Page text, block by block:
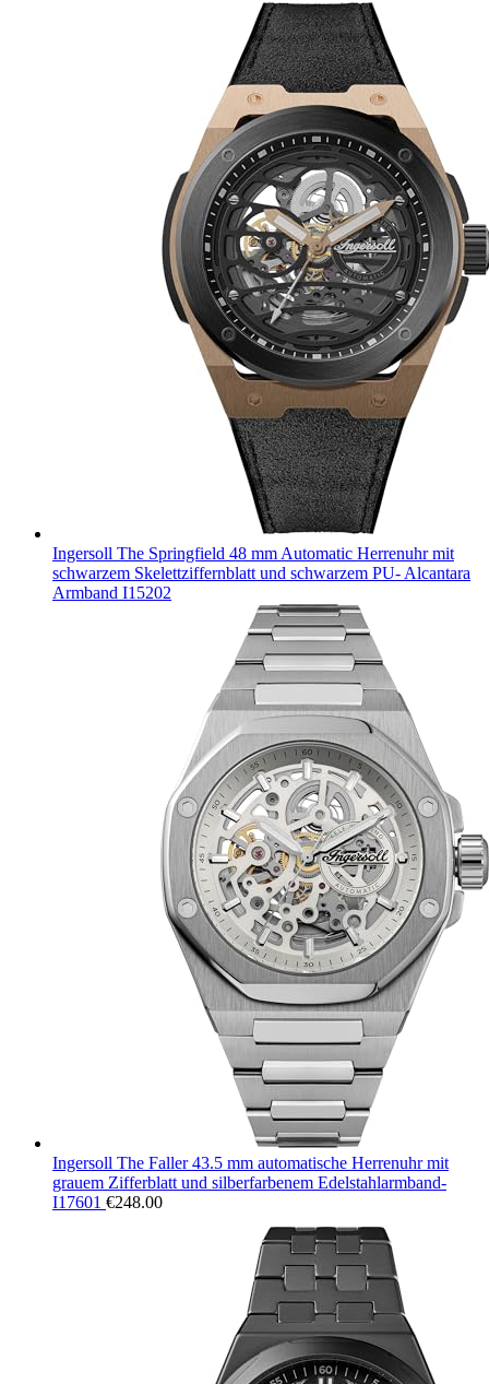
Ingersoll The Springfield 48 mm Automatic Herrenuhr mit
schwarzem Skelettziffernblatt und schwarzem PU- Alcantara
Armband I15202
Ingersoll The Faller 43.5 mm automatische Herrenuhr mit
grauem Zifferblatt und silberfarbenem Edelstahlarmband-
I17601 €248.00